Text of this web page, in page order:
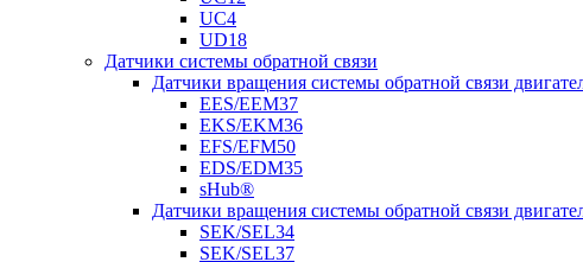
UC4
UD18
Датчики системы обратной связи
Датчики вращения системы обратной связи
EES/EEM37
EKS/EKM36
EFS/EFM50
EDS/EDM35
sHub®
Датчики вращения системы обратной связи
SEK/SEL34
SEK/SEL37